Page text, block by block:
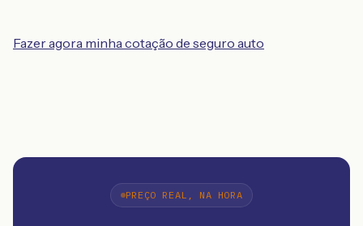
Fazer agora minha cotação de seguro auto
PREÇO REAL, NA HORA